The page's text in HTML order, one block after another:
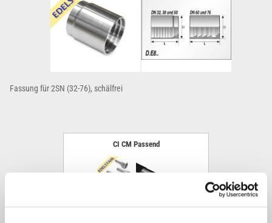
Fassung für 2SN (32-76), schälfrei
CI CM Passend